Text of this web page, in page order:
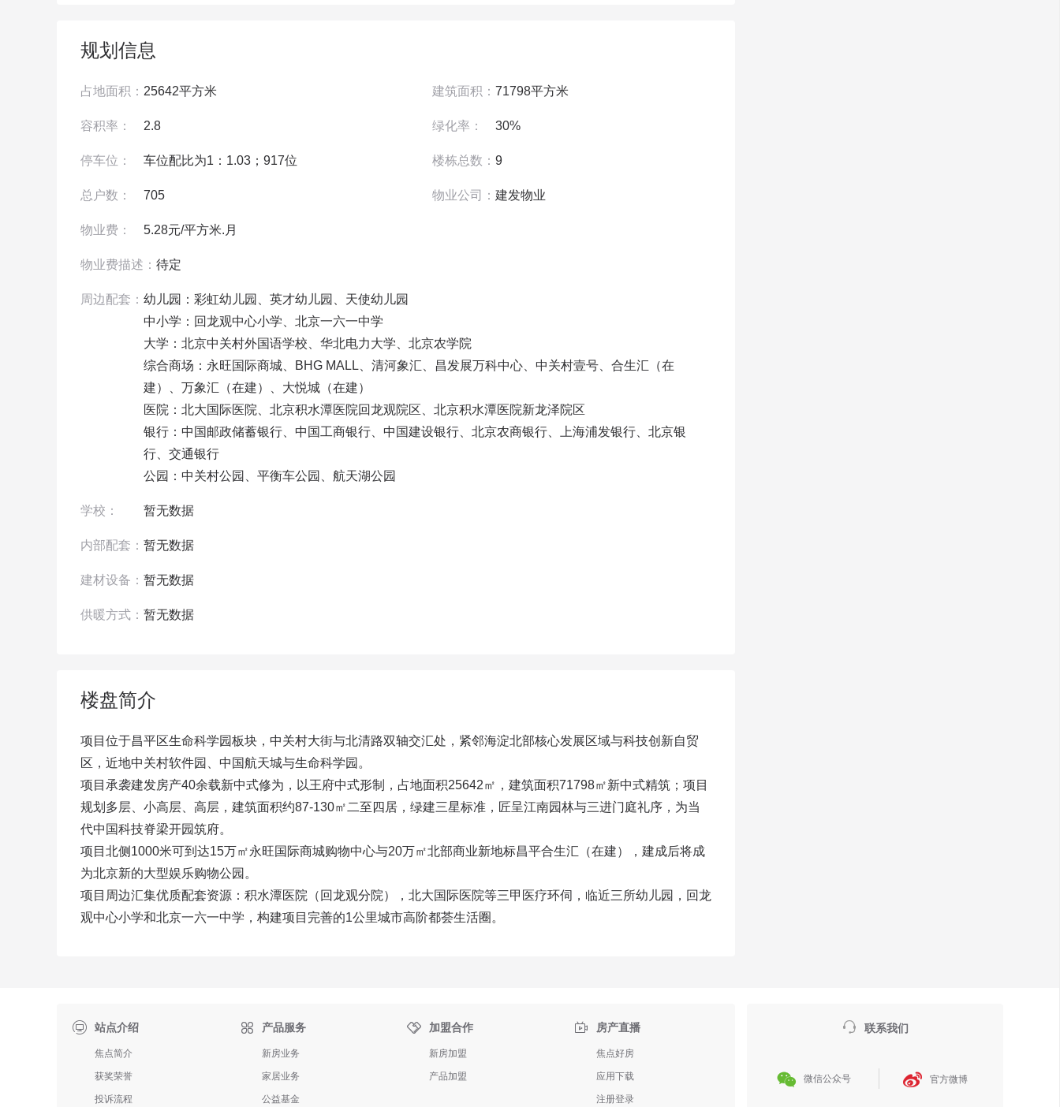
规划信息
占地面积： 25642平方米 建筑面积： 71798平方米
容积率： 2.8 绿化率： 30%
停车位： 车位配比为1：1.03；917位 楼栋总数： 9
总户数： 705 物业公司： 建发物业
物业费： 5.28元/平方米.月
物业费描述： 待定
周边配套： 幼儿园：彩虹幼儿园、英才幼儿园、天使幼儿园
中小学：回龙观中心小学、北京一六一中学
大学：北京中关村外国语学校、华北电力大学、北京农学院
综合商场：永旺国际商城、BHG MALL、清河象汇、昌发展万科中心、中关村壹号、合生汇（在
建）、万象汇（在建）、大悦城（在建）
医院：北大国际医院、北京积水潭医院回龙观院区、北京积水潭医院新龙泽院区
银行：中国邮政储蓄银行、中国工商银行、中国建设银行、北京农商银行、上海浦发银行、北京银
行、交通银行
公园：中关村公园、平衡车公园、航天湖公园
学校： 暂无数据
内部配套： 暂无数据
建材设备： 暂无数据
供暖方式： 暂无数据
楼盘简介
项目位于昌平区生命科学园板块，中关村大街与北清路双轴交汇处，紧邻海淀北部核心发展区域与科技创新自贸
区，近地中关村软件园、中国航天城与生命科学园。
项目承袭建发房产40余载新中式修为，以王府中式形制，占地面积25642㎡，建筑面积71798㎡新中式精筑；项目
规划多层、小高层、高层，建筑面积约87-130㎡二至四居，绿建三星标准，匠呈江南园林与三进门庭礼序，为当
代中国科技脊梁开园筑府。
项目北侧1000米可到达15万㎡永旺国际商城购物中心与20万㎡北部商业新地标昌平合生汇（在建），建成后将成
为北京新的大型娱乐购物公园。
项目周边汇集优质配套资源：积水潭医院（回龙观分院），北大国际医院等三甲医疗环伺，临近三所幼儿园，回龙
观中心小学和北京一六一中学，构建项目完善的1公里城市高阶都荟生活圈。
站点介绍
焦点简介
获奖荣誉
投诉流程
 产品服务
新房业务
家居业务
公益基金
 加盟合作
新房加盟
产品加盟
 房产直播
焦点好房
应用下载
注册登录
 联系我们
 微信公众号  官方微博